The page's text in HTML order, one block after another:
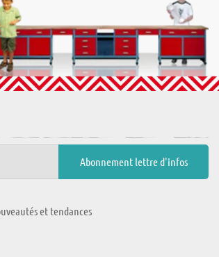
et tendances